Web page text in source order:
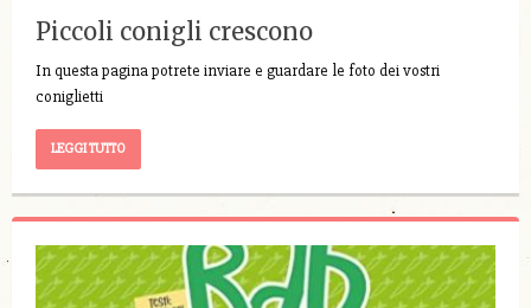
Piccoli conigli crescono
In questa pagina potrete inviare e guardare le foto dei vostri
coniglietti
LEGGI TUTTO